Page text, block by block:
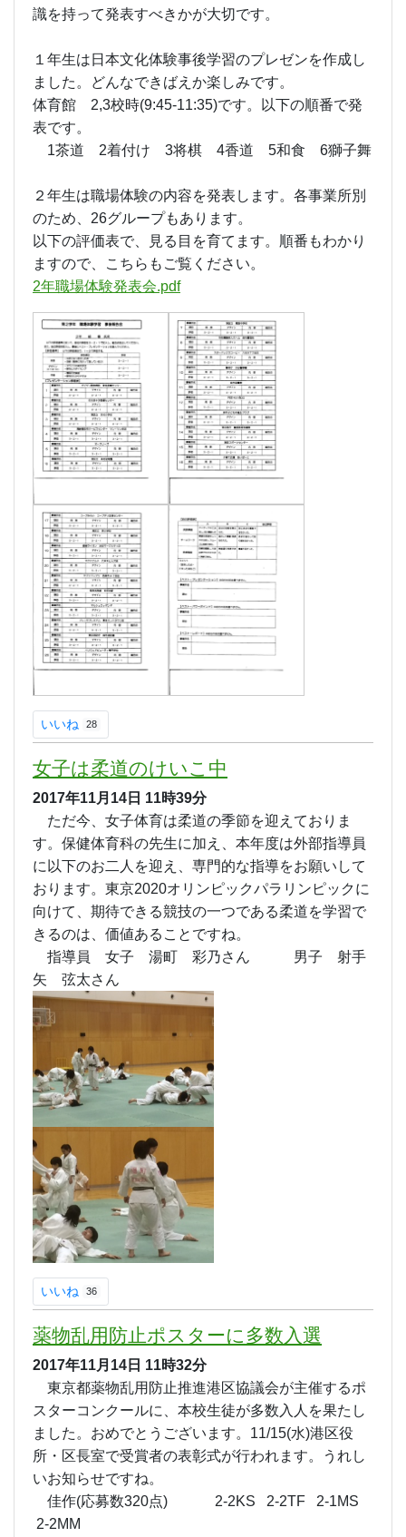
識を持って発表すべきかが大切です。
１年生は日本文化体験事後学習のプレゼンを作成し
ました。どんなできばえか楽しみです。
体育館 2,3校時(9:45-11:35)です。以下の順番で発
表です。
1茶道 2着付け 3将棋 4香道 5和食 6獅子舞
２年生は職場体験の内容を発表します。各事業所別
のため、26グループもあります。
以下の評価表で、見る目を育てます。順番もわかり
ますので、こちらもご覧ください。
2年職場体験発表会.pdf
いいね 28
女子は柔道のけいこ中
2017年11月14日 11時39分
ただ今、女子体育は柔道の季節を迎えておりま
す。保健体育科の先生に加え、本年度は外部指導員
に以下のお二人を迎え、専門的な指導をお願いして
おります。東京2020オリンピックパラリンピックに
向けて、期待できる競技の一つである柔道を学習で
きるのは、価値あることですね。
指導員 女子 湯町 彩乃さん 男子 射手
矢 弦太さん
いいね 36
薬物乱用防止ポスターに多数入選
2017年11月14日 11時32分
東京都薬物乱用防止推進港区協議会が主催するポ
スターコンクールに、本校生徒が多数入人を果たし
ました。おめでとうございます。11/15(水)港区役
所・区長室で受賞者の表彰式が行われます。うれし
いお知らせですね。
佳作(応募数320点) 2-2KS 2-2TF 2-1MS
2-2MM